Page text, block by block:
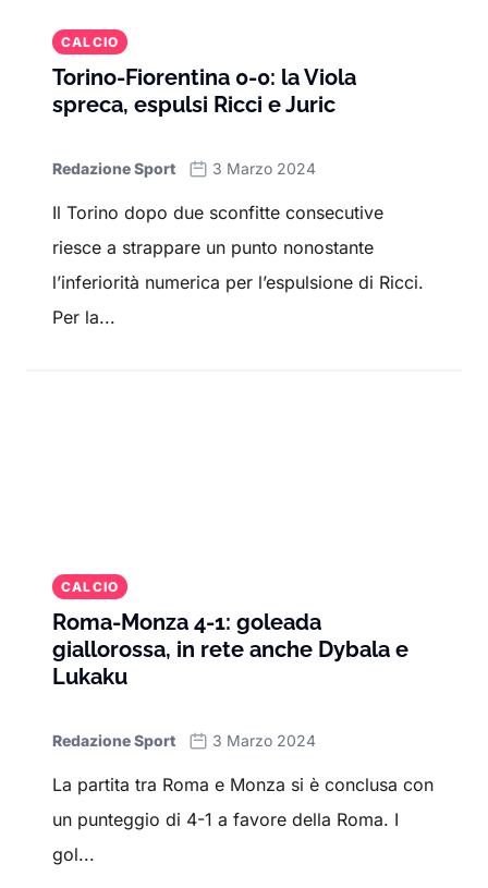
CALCIO
Torino-Fiorentina 0-0: la Viola
spreca, espulsi Ricci e Juric
Redazione Sport 3 Marzo 2024
Il Torino dopo due sconfitte consecutive
riesce a strappare un punto nonostante
l’inferiorità numerica per l’espulsione di Ricci.
Per la...
CALCIO
Roma-Monza 4-1: goleada
giallorossa, in rete anche Dybala e
Lukaku
Redazione Sport 3 Marzo 2024
La partita tra Roma e Monza si è conclusa con
un punteggio di 4-1 a favore della Roma. I
gol...